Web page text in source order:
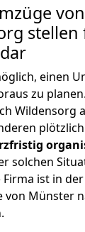
einen
zu
Wildensorg
solchen
ist in
von Münster